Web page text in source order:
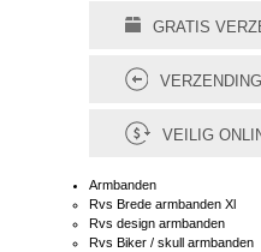
GRATIS
VEILIG
Armbanden
Rvs Brede armbanden Xl
Rvs design armbanden
Rvs Biker / skull armbanden